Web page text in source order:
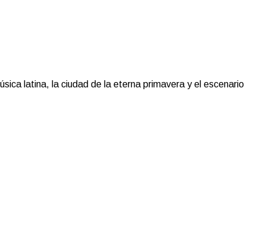
latina, la ciudad de la eterna primavera y el escenario